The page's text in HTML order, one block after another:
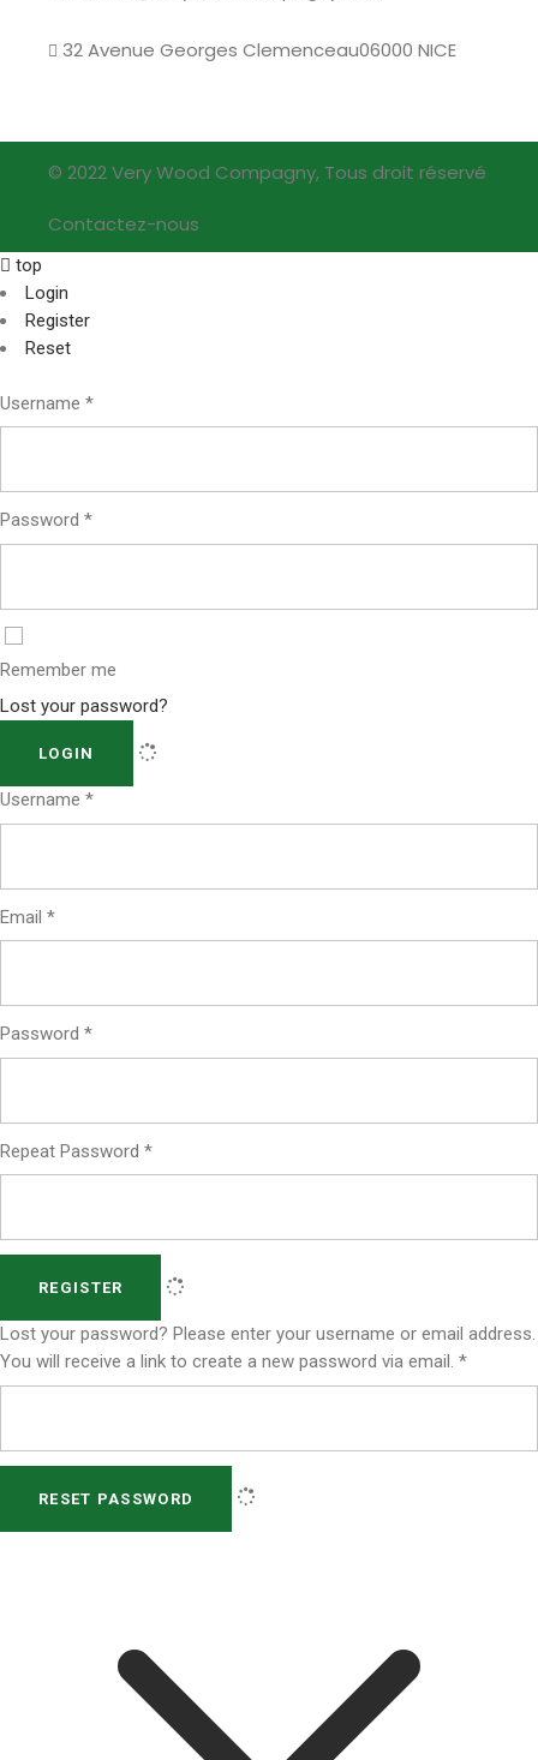
32 Avenue Georges Clemenceau06000 NICE
© 2022 Very Wood Compagny, Tous droit réservé
Contactez-nous
top
Login
Register
Reset
Username *
Password *
Remember me
Lost your password?
LOGIN
Username *
Email *
Password *
Repeat Password *
REGISTER
Lost your password? Please enter your username or email address.
You will receive a link to create a new password via email. *
RESET PASSWORD